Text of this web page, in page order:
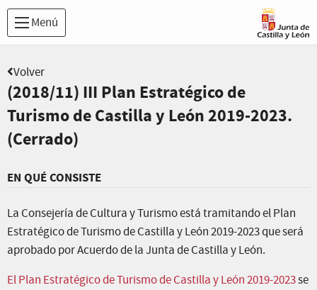
Menú
Volver
(2018/11) III Plan Estratégico de
Turismo de Castilla y León 2019-2023.
(Cerrado)
EN QUÉ CONSISTE
La Consejería de Cultura y Turismo está tramitando el Plan
Estratégico de Turismo de Castilla y León 2019-2023 que será
aprobado por Acuerdo de la Junta de Castilla y León.
El Plan Estratégico de Turismo de Castilla y León 2019-2023se